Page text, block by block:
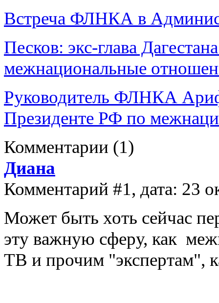
Встреча ФЛНКА в
Песков: экс-глава
межнациональные
Руководитель ФЛНКА
Президенте РФ по
Комментарии (1)
Диана
Комментарий #1, дата: 23
Может быть хоть сейчас
эту важную сферу, как
ТВ и прочим